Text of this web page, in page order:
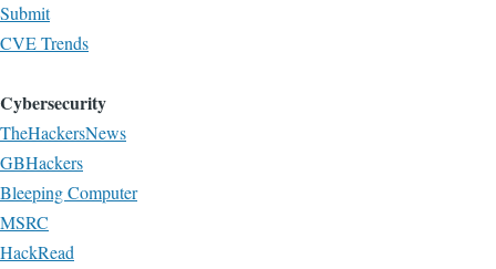
Submit
CVE Trends
Cybersecurity
TheHackersNews
GBHackers
Bleeping Computer
MSRC
HackRead